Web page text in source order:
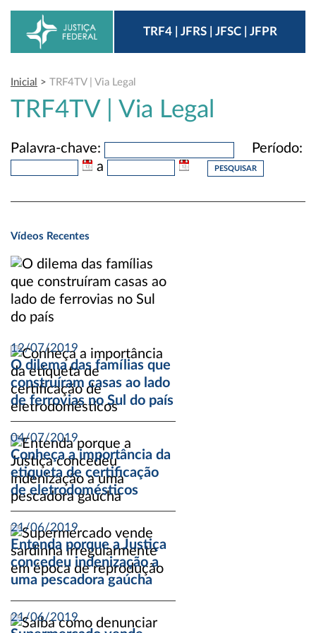
TRF4 | JFRS | JFSC | JFPR
Inicial > TRF4TV | Via Legal
TRF4TV | Via Legal
Palavra-chave:
Período:
a
Vídeos Recentes
12/07/2019
O dilema das famílias que
construíram casas ao lado
de ferrovias no Sul do país
04/07/2019
Conheça a importância da
etiqueta de certificação
de eletrodomésticos
21/06/2019
Entenda porque a Justiça
concedeu indenização a
uma pescadora gaúcha
21/06/2019